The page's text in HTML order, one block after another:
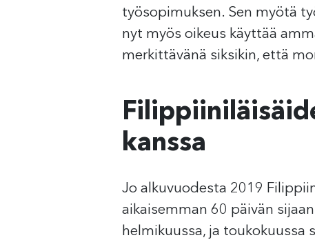
työsopimuksen. Sen myötä
nyt myös oikeus käyttää
merkittävänä siksikin, että
kanssa
Jo alkuvuodesta 2019
aikaisemman 60 päivän
helmikuussa, ja